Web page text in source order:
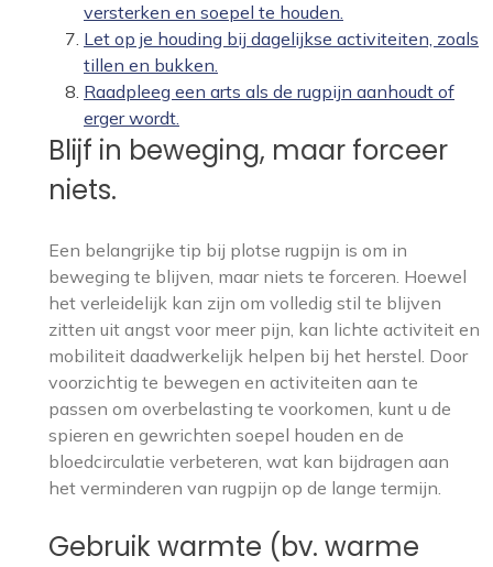
versterken en soepel te houden.
Let op je houding bij dagelijkse activiteiten, zoals
tillen en bukken.
Raadpleeg een arts als de rugpijn aanhoudt of
erger wordt.
Blijf in beweging, maar forceer
niets.
Een belangrijke tip bij plotse rugpijn is om in
beweging te blijven, maar niets te forceren. Hoewel
het verleidelijk kan zijn om volledig stil te blijven
zitten uit angst voor meer pijn, kan lichte activiteit en
mobiliteit daadwerkelijk helpen bij het herstel. Door
voorzichtig te bewegen en activiteiten aan te
passen om overbelasting te voorkomen, kunt u de
spieren en gewrichten soepel houden en de
bloedcirculatie verbeteren, wat kan bijdragen aan
het verminderen van rugpijn op de lange termijn.
Gebruik warmte (bv. warme